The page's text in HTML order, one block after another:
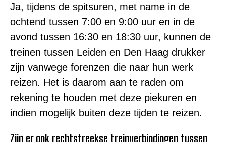
Ja, tijdens de spitsuren, met name in de
ochtend tussen 7:00 en 9:00 uur en in de
avond tussen 16:30 en 18:30 uur, kunnen de
treinen tussen Leiden en Den Haag drukker
zijn vanwege forenzen die naar hun werk
reizen. Het is daarom aan te raden om
rekening te houden met deze piekuren en
indien mogelijk buiten deze tijden te reizen.
Zijn er ook rechtstreekse treinverbindingen tussen